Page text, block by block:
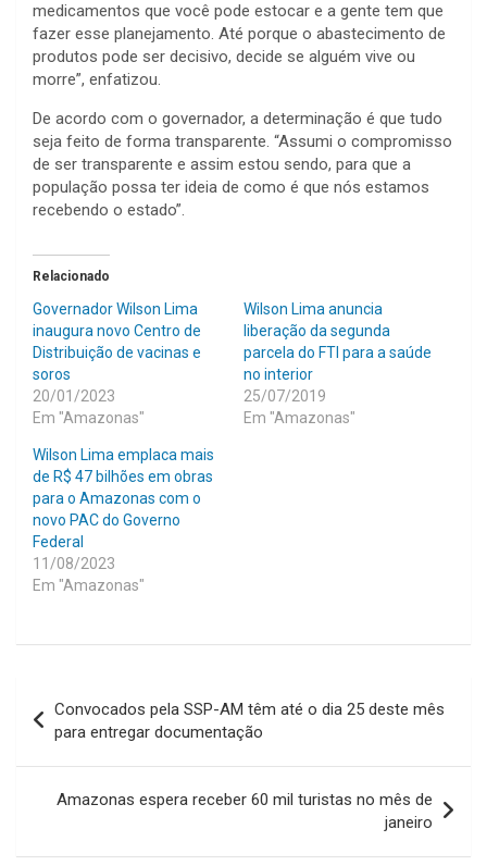
medicamentos que você pode estocar e a gente tem que
fazer esse planejamento. Até porque o abastecimento de
produtos pode ser decisivo, decide se alguém vive ou
morre”, enfatizou.
De acordo com o governador, a determinação é que tudo
seja feito de forma transparente. “Assumi o compromisso
de ser transparente e assim estou sendo, para que a
população possa ter ideia de como é que nós estamos
recebendo o estado”.
Relacionado
Governador Wilson Lima
inaugura novo Centro de
Distribuição de vacinas e
soros
20/01/2023
Em "Amazonas"
Wilson Lima anuncia
liberação da segunda
parcela do FTI para a saúde
no interior
25/07/2019
Em "Amazonas"
Wilson Lima emplaca mais
de R$ 47 bilhões em obras
para o Amazonas com o
novo PAC do Governo
Federal
11/08/2023
Em "Amazonas"
de
Post
Convocados pela SSP-AM têm até o dia 25 deste mês
para entregar documentação
Amazonas espera receber 60 mil turistas no mês de
janeiro